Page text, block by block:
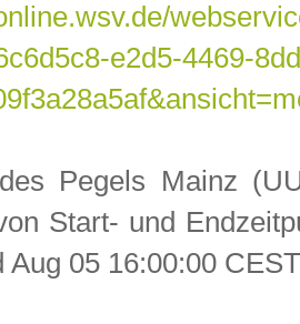
e2d5-4469-
Pegels Mainz
Start- und
Aug 05 16:00:00